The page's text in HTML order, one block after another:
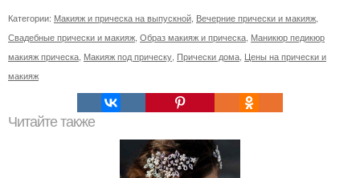
Категории: Макияж и прическа на выпускной Вечерние прически и макияж
Свадебные прически и макияж Образ макияж и прическа Маникюр педикюр
макияж прическа Макияж под прическу Прически дома Цены на прически и
макияж
Читайте также